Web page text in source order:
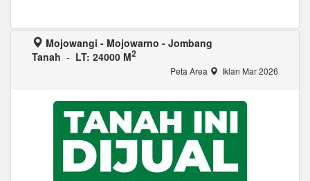
Mojowangi - Mojowarno - Jombang
Tanah - LT: 24000 M2
Peta Area Iklan Mar 2026